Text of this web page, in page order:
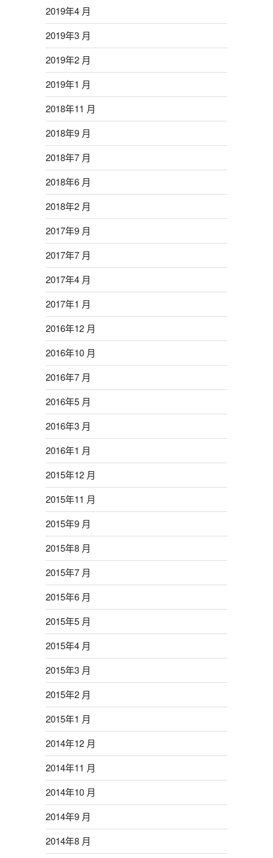
2019年4 月
2019年3 月
2019年2 月
2019年1 月
2018年11 月
2018年9 月
2018年7 月
2018年6 月
2018年2 月
2017年9 月
2017年7 月
2017年4 月
2017年1 月
2016年12 月
2016年10 月
2016年7 月
2016年5 月
2016年3 月
2016年1 月
2015年12 月
2015年11 月
2015年9 月
2015年8 月
2015年7 月
2015年6 月
2015年5 月
2015年4 月
2015年3 月
2015年2 月
2015年1 月
2014年12 月
2014年11 月
2014年10 月
2014年9 月
2014年8 月